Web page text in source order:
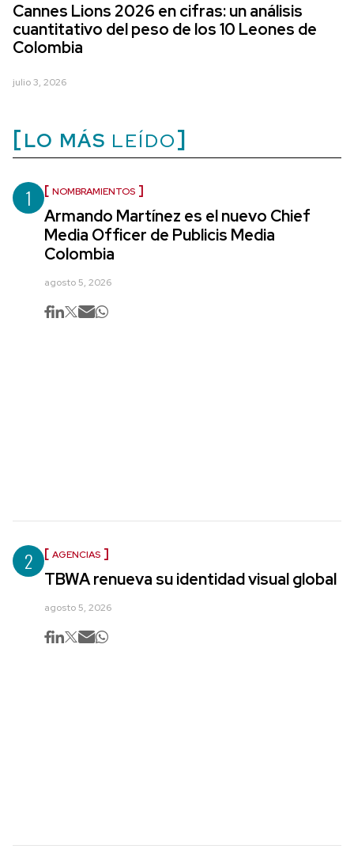
Cannes Lions 2026 en cifras: un análisis
cuantitativo del peso de los 10 Leones de
Colombia
julio 3, 2026
LO MÁS LEÍDO
1 NOMBRAMIENTOS
Armando Martínez es el nuevo Chief
Media Officer de Publicis Media
Colombia
agosto 5, 2026
2 AGENCIAS
TBWA renueva su identidad visual global
agosto 5, 2026